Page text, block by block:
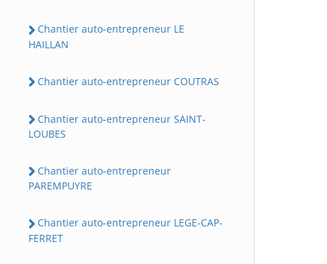
Chantier auto-entrepreneur LE
HAILLAN
Chantier auto-entrepreneur COUTRAS
Chantier auto-entrepreneur SAINT-
LOUBES
Chantier auto-entrepreneur
PAREMPUYRE
Chantier auto-entrepreneur LEGE-CAP-
FERRET